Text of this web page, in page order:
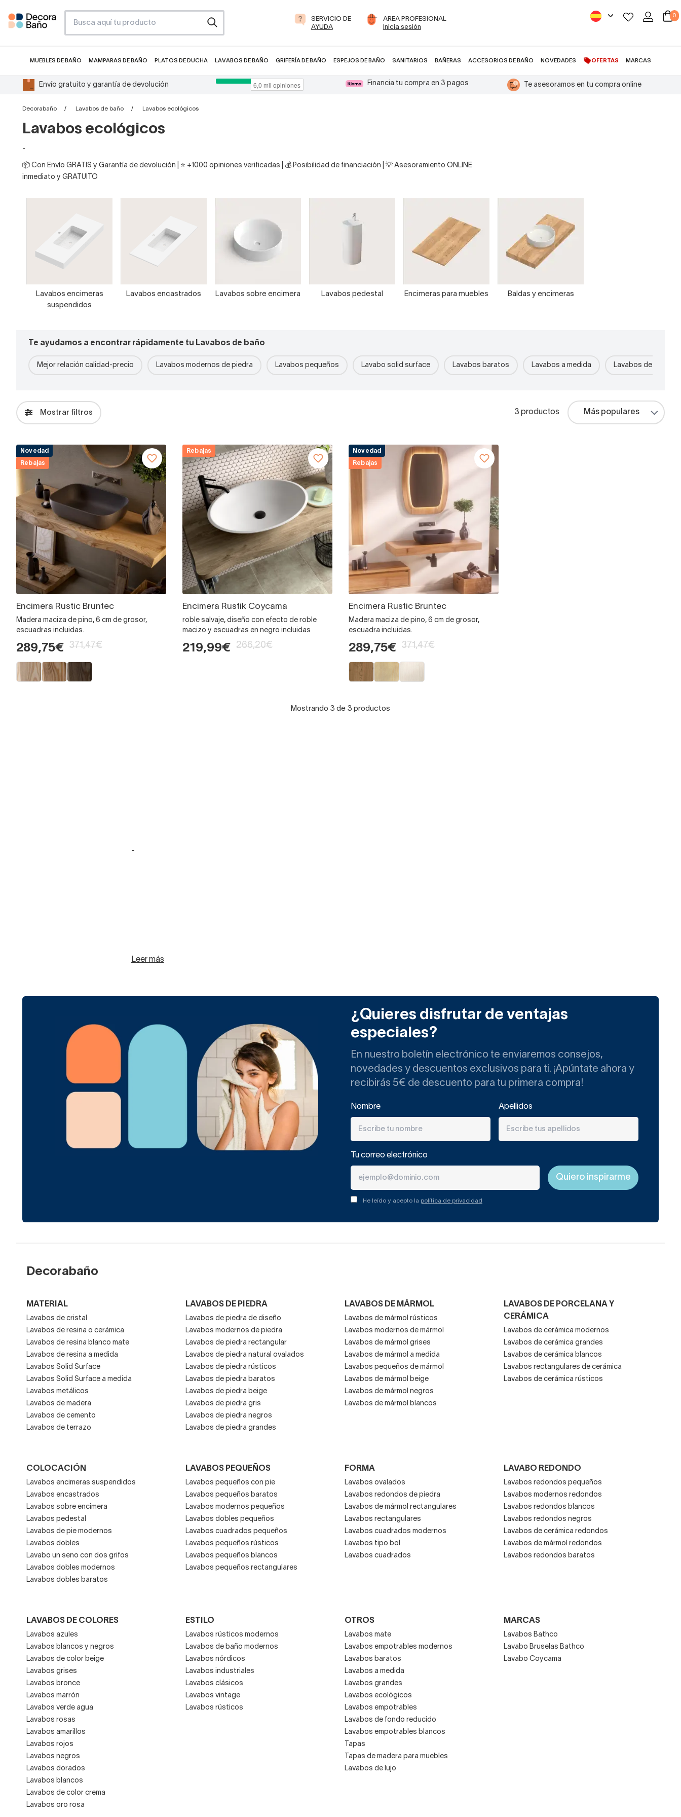
SERVICIO DE
AYUDA
AREA PROFESIONAL
Inicia sesión
0
MUEBLES DE BAÑO MAMPARAS DE BAÑO PLATOS DE DUCHA LAVABOS DE BAÑO GRIFERÍA DE BAÑO ESPEJOS DE BAÑO SANITARIOS BAÑERAS ACCESORIOS DE BAÑO NOVEDADES OFERTAS MARCAS
Envío gratuito y garantía de devolución Financia tu compra en 3 pagos Te asesoramos en tu compra online
Decorabaño Lavabos de baño Lavabos ecológicos
Lavabos ecológicos
-
📦 Con Envío GRATIS y Garantía de devolución | ⭐ +1000 opiniones verificadas | 💰 Posibilidad de financiación | 💡 Asesoramiento ONLINE
inmediato y GRATUITO
Lavabos encimeras
suspendidos
Lavabos encastrados Lavabos sobre encimera Lavabos pedestal Encimeras para muebles Baldas y encimeras
Te ayudamos a encontrar rápidamente tu Lavabos de baño
Mejor relación calidad-precio Lavabos modernos de piedra Lavabos pequeños Lavabo solid surface Lavabos baratos Lavabos a medida Lavabos de piedra
Mostrar filtros 3 productos
Novedad
Rebajas
Encimera Rustic Bruntec
Madera maciza de pino, 6 cm de grosor,
escuadras incluidas.
289,75€ 371,47€
Rebajas
Encimera Rustik Coycama
roble salvaje, diseño con efecto de roble
macizo y escuadras en negro incluidas
219,99€ 266,20€
Novedad
Rebajas
Encimera Rustic Bruntec
Madera maciza de pino, 6 cm de grosor,
escuadra incluidas.
289,75€ 371,47€
Mostrando 3 de 3 productos
-
Leer más
¿Quieres disfrutar de ventajas
especiales?
En nuestro boletín electrónico te enviaremos consejos,
novedades y descuentos exclusivos para ti. ¡Apúntate ahora y
recibirás 5€ de descuento para tu primera compra!
Nombre Apellidos
Tu correo electrónico
He leído y acepto la política de privacidad
Decorabaño
MATERIAL
Lavabos de cristal
Lavabos de resina o cerámica
Lavabos de resina blanco mate
Lavabos de resina a medida
Lavabos Solid Surface
Lavabos Solid Surface a medida
Lavabos metálicos
Lavabos de madera
Lavabos de cemento
Lavabos de terrazo
LAVABOS DE PIEDRA
Lavabos de piedra de diseño
Lavabos modernos de piedra
Lavabos de piedra rectangular
Lavabos de piedra natural ovalados
Lavabos de piedra rústicos
Lavabos de piedra baratos
Lavabos de piedra beige
Lavabos de piedra gris
Lavabos de piedra negros
Lavabos de piedra grandes
LAVABOS DE MÁRMOL
Lavabos de mármol rústicos
Lavabos modernos de mármol
Lavabos de mármol grises
Lavabos de mármol a medida
Lavabos pequeños de mármol
Lavabos de mármol beige
Lavabos de mármol negros
Lavabos de mármol blancos
LAVABOS DE PORCELANA Y
CERÁMICA
Lavabos de cerámica modernos
Lavabos de cerámica grandes
Lavabos de cerámica blancos
Lavabos rectangulares de cerámica
Lavabos de cerámica rústicos
COLOCACIÓN
Lavabos encimeras suspendidos
Lavabos encastrados
Lavabos sobre encimera
Lavabos pedestal
Lavabos de pie modernos
Lavabos dobles
Lavabo un seno con dos grifos
Lavabos dobles modernos
Lavabos dobles baratos
LAVABOS PEQUEÑOS
Lavabos pequeños con pie
Lavabos pequeños baratos
Lavabos modernos pequeños
Lavabos dobles pequeños
Lavabos cuadrados pequeños
Lavabos pequeños rústicos
Lavabos pequeños blancos
Lavabos pequeños rectangulares
FORMA
Lavabos ovalados
Lavabos redondos de piedra
Lavabos de mármol rectangulares
Lavabos rectangulares
Lavabos cuadrados modernos
Lavabos tipo bol
Lavabos cuadrados
LAVABO REDONDO
Lavabos redondos pequeños
Lavabos modernos redondos
Lavabos redondos blancos
Lavabos redondos negros
Lavabos de cerámica redondos
Lavabos de mármol redondos
Lavabos redondos baratos
LAVABOS DE COLORES
Lavabos azules
Lavabos blancos y negros
Lavabos de color beige
Lavabos grises
Lavabos bronce
Lavabos marrón
Lavabos verde agua
Lavabos rosas
Lavabos amarillos
Lavabos rojos
Lavabos negros
Lavabos dorados
Lavabos blancos
Lavabos de color crema
Lavabos oro rosa
ESTILO
Lavabos rústicos modernos
Lavabos de baño modernos
Lavabos nórdicos
Lavabos industriales
Lavabos clásicos
Lavabos vintage
Lavabos rústicos
OTROS
Lavabos mate
Lavabos empotrables modernos
Lavabos baratos
Lavabos a medida
Lavabos grandes
Lavabos ecológicos
Lavabos empotrables
Lavabos de fondo reducido
Lavabos empotrables blancos
Tapas
Tapas de madera para muebles
Lavabos de lujo
MARCAS
Lavabos Bathco
Lavabo Bruselas Bathco
Lavabo Coycama